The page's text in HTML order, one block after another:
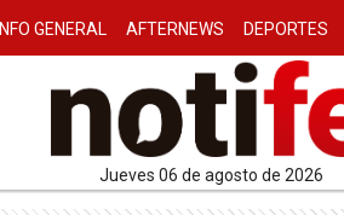
INFO GENERAL AFTERNEWS DEPORTES
jueves 06 de agosto de 2026